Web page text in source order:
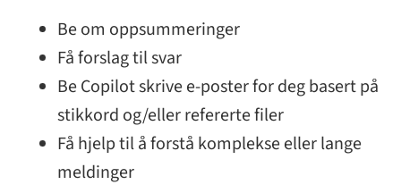
Be om oppsummeringer
Få forslag til svar
Be Copilot skrive e-poster for deg basert på
stikkord og/eller refererte filer
Få hjelp til å forstå komplekse eller lange
meldinger